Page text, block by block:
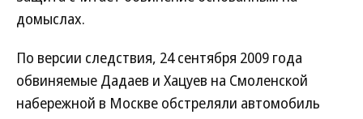
домыслах.
По версии следствия, 24 сентября 2009 года
обвиняемые Дадаев и Хацуев на Смоленской
набережной в Москве обстреляли автомобиль